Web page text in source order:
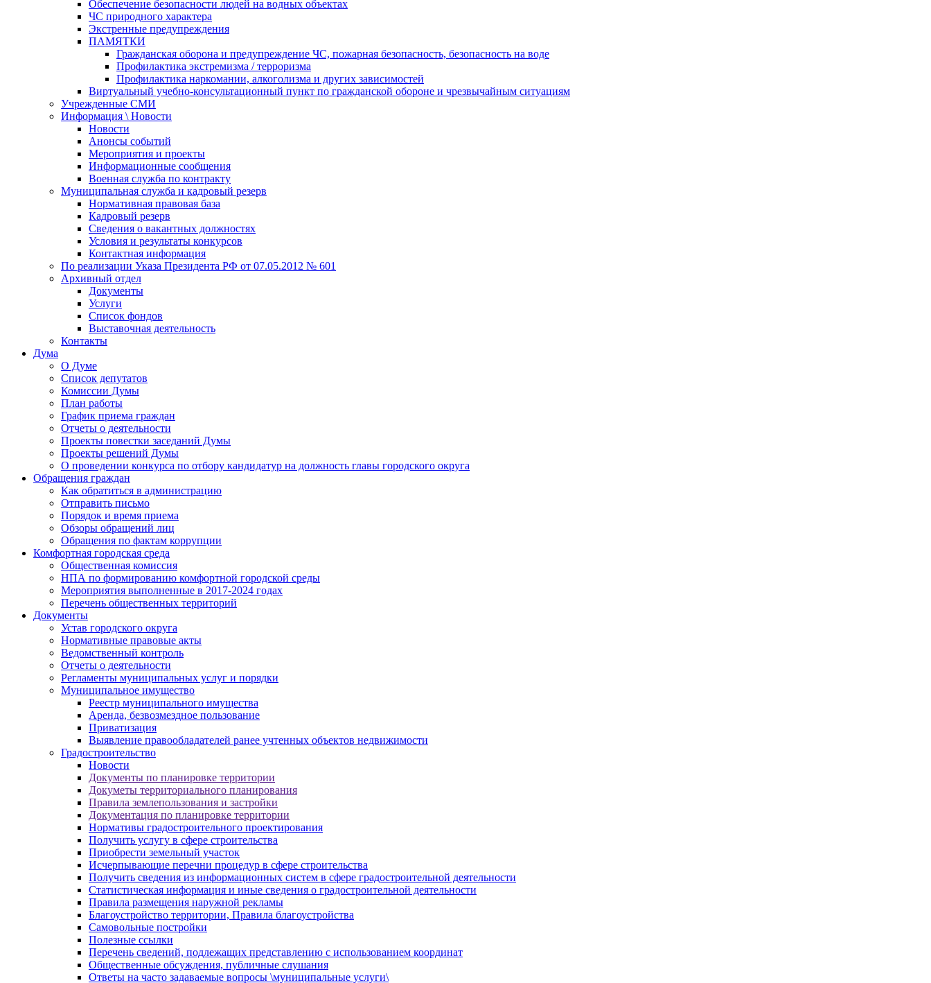
Обеспечение безопасности людей на водных объектах
ЧС природного характера
Экстренные предупреждения
ПАМЯТКИ
Гражданская оборона и предупреждение ЧС, пожарная безопасность, безопасность на воде
Профилактика экстремизма / терроризма
Профилактика наркомании, алкоголизма и других зависимостей
Виртуальный учебно-консультационный пункт по гражданской обороне и чрезвычайным ситуациям
Учрежденные СМИ
Информация \ Новости
Новости
Анонсы событий
Мероприятия и проекты
Информационные сообщения
Военная служба по контракту
Муниципальная служба и кадровый резерв
Нормативная правовая база
Кадровый резерв
Сведения о вакантных должностях
Условия и результаты конкурсов
Контактная информация
По реализации Указа Президента РФ от 07.05.2012 № 601
Архивный отдел
Документы
Услуги
Список фондов
Выставочная деятельность
Контакты
Дума
О Думе
Список депутатов
Комиссии Думы
План работы
График приема граждан
Отчеты о деятельности
Проекты повестки заседаний Думы
Проекты решений Думы
О проведении конкурса по отбору кандидатур на должность главы городского округа
Обращения граждан
Как обратиться в администрацию
Отправить письмо
Порядок и время приема
Обзоры обращений лиц
Обращения по фактам коррупции
Комфортная городская среда
Общественная комиссия
НПА по формированию комфортной городской среды
Мероприятия выполненные в 2017-2024 годах
Перечень общественных территорий
Документы
Устав городского округа
Нормативные правовые акты
Ведомственный контроль
Отчеты о деятельности
Регламенты муниципальных услуг и порядки
Муниципальное имущество
Реестр муниципального имущества
Аренда, безвозмездное пользование
Приватизация
Выявление правообладателей ранее учтенных объектов недвижимости
Градостроительство
Новости
Документы по планировке территории
Докуметы территориального планирования
Правила землепользования и застройки
Документация по планировке территории
Нормативы градостроительного проектирования
Получить услугу в сфере строительства
Приобрести земельный участок
Исчерпывающие перечни процедур в сфере строительства
Получить сведения из информационных систем в сфере градостроительной деятельности
Статистическая информация и иные сведения о градостроительной деятельности
Правила размещения наружной рекламы
Благоустройство территории, Правила благоустройства
Самовольные постройки
Полезные ссылки
Перечень сведений, подлежащих представлению с использованием координат
Общественные обсуждения, публичные слушания
Ответы на часто задаваемые вопросы \муниципальные услуги\